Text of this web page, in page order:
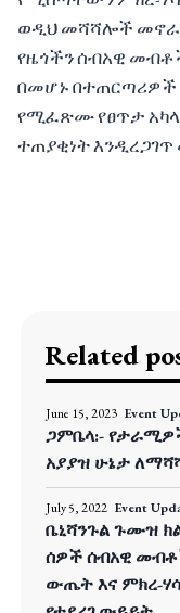
ወዲህ መሻሻሎች
የዜጎችን ሰብአዊ
በመሆኑ በተጠርጣሪዎች
የሚፈጽሙ የፀጥታ
ተጠያቂነት እንዲረጋገጥ
Related
June 15, 2023 Event
ጋምቤላ:-
አያያዝ ሁኔታ
July 5, 2022 Event
ቤኒሻንጉል ጉሙዝ
ሰዎች ሰብአዊ
ውጤት እና ምክረ-